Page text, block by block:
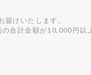
届けいたします。
合計金額が10,000円以